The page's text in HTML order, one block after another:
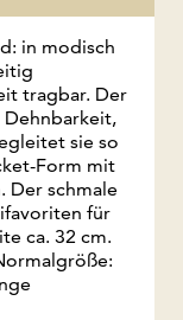
in modisch
tragbar. Der
sie so
Form mit
Der schmale
für
ca. 32 cm.